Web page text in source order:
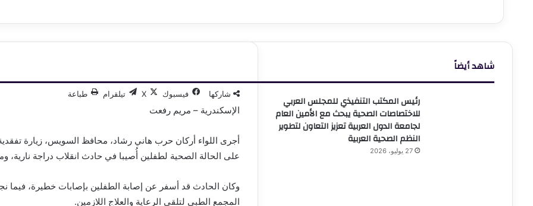
شاركها فيسبوك ‫X تيلقرام طباعة
الإسكندرية – مريم رفعت
على الحالة الصحية لطفلين أُصيبا في حادث انقلاب دراجة
وكان الحادث قد أسفر عن إصابة الطفلين بإصابات خطيرة، فيما
المجمع الطبي لتلقي الرعاية والعلاج اللازمين.
شاهد أيضاً
رئيس المكتب التنفيذي للمجلس العربي
للاختصاصات الصحية يبحث مع الأمين العام
لجامعة الدول العربية تعزيز التعاون لتطوير
النظم الصحية العربية
27 يوليو، 2026